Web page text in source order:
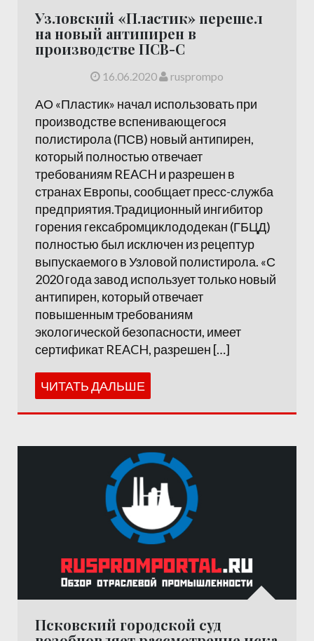
Узловский «Пластик» перешел
на новый антипирен в
производстве ПСВ-С
16.06.2020 rusprompo
АО «Пластик» начал использовать при
производстве вспенивающегося
полистирола (ПСВ) новый антипирен,
который полностью отвечает
требованиям REACH и разрешен в
странах Европы, сообщает пресс-служба
предприятия.Традиционный ингибитор
горения гексабромциклододекан (ГБЦД)
полностью был исключен из рецептур
выпускаемого в Узловой полистирола. «С
2020 года завод использует только новый
антипирен, который отвечает
повышенным требованиям
экологической безопасности, имеет
сертификат REACH, разрешен […]
ЧИТАТЬ ДАЛЬШЕ
Псковский городской суд